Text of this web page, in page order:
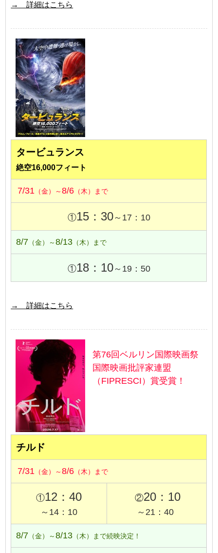
→ 詳細はこちら
タービュランス
絶空16,000フィート
7/31 （金）～8/6 （木）まで
①15：30～17：10
8/7 （金）～8/13 （木）まで
①18：10～19：50
→ 詳細はこちら
第76回ベルリン国際映画祭
国際映画批評家連盟
（FIPRESCI）賞受賞！
チルド
7/31 （金）～8/6 （木）まで
①12：40
～14：10
②20：10
～21：40
8/7 （金）～8/13 （木）まで続映決定！